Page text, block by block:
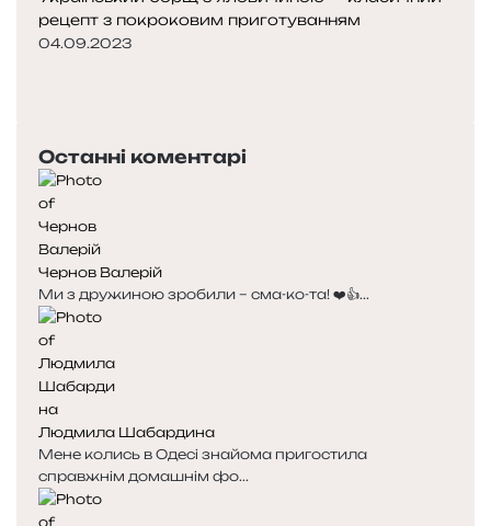
рецепт з покроковим приготуванням
04.09.2023
Останні коментарі
Чернов Валерій
Ми з дружиною зробили – сма-ко-та! ❤️👍...
Людмила Шабардина
Мене колись в Одесі знайома пригостила
справжнім домашнім фо...